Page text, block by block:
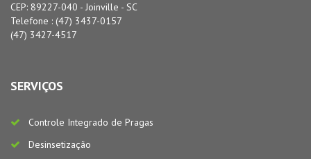
CEP: 89227-040 - Joinville - SC
Telefone : (47) 3437-0157
(47) 3427-4517
SERVIÇOS
Controle Integrado de Pragas
Desinsetização